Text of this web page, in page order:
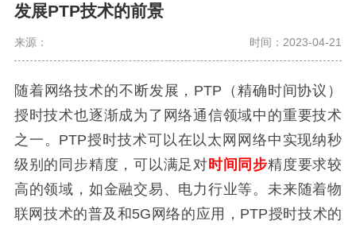
发展PTP技术的前景
来源： 时间：2023-04-21
随着网络技术的不断发展，PTP（精确时间协议）
授时技术也逐渐成为了网络通信领域中的重要技术
之一。PTP授时技术可以在以太网网络中实现纳秒
级别的同步精度，可以满足对 时间同步精度要求较
高的领域，如金融交易、电力行业等。未来随着物
联网技术的普及和5G网络的应用，PTP授时技术的